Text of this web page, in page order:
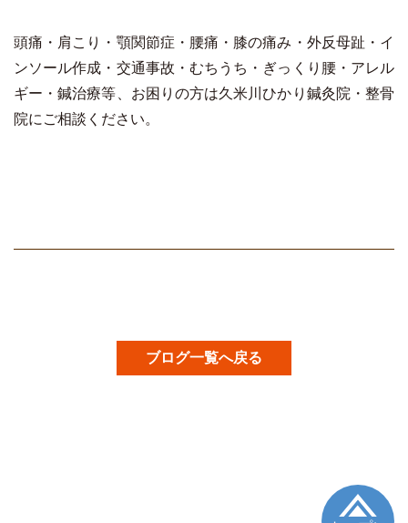
頭痛・肩こり・顎関節症・腰痛・膝の痛み・外反母趾・イ
ンソール作成・交通事故・むちうち・ぎっくり腰・アレル
ギー・鍼治療等、お困りの方は久米川ひかり鍼灸院・整骨
院にご相談ください。
ブログ一覧へ戻る